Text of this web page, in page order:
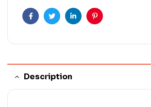
FacebookTwitterLinkedInPinterest
Description